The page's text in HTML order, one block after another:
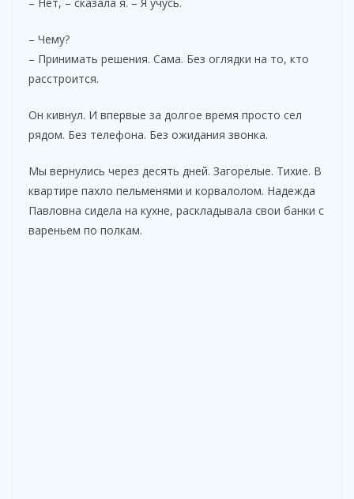
– Чему?
– Принимать решения. Сама. Без оглядки на то, кто
расстроится.
Он кивнул. И впервые за долгое время просто сел
рядом. Без телефона. Без ожидания звонка.
Мы вернулись через десять дней. Загорелые. Тихие. В
квартире пахло пельменями и корвалолом. Надежда
Павловна сидела на кухне, раскладывала свои банки с
вареньем по полкам.